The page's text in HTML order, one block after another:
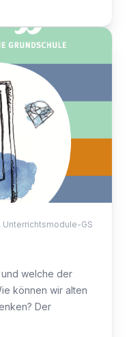
, Unterrichtsmodule-GS
welche der
können wir alten
Der